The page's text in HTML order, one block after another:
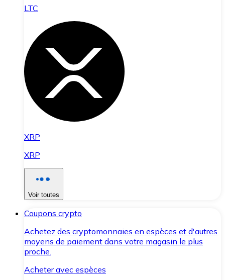
LTC
XRP
XRP
Voir toutes
Coupons crypto
Achetez des cryptomonnaies en espèces et d'autres
moyens de paiement dans votre magasin le plus
proche.
Acheter avec espèces